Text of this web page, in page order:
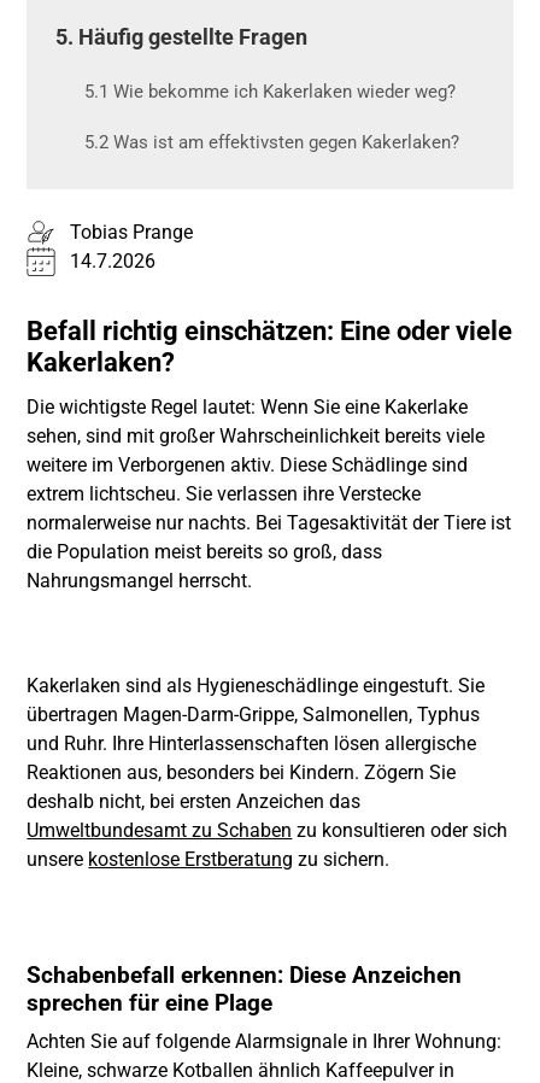
Befall richtig einschätzen: Eine oder viele
Kakerlaken?
Die wichtigste Regel lautet: Wenn Sie eine Kakerlake
sehen, sind mit großer Wahrscheinlichkeit bereits viele
weitere im Verborgenen aktiv. Diese Schädlinge sind
extrem lichtscheu. Sie verlassen ihre Verstecke
normalerweise nur nachts. Bei Tagesaktivität der Tiere ist
die Population meist bereits so groß, dass
Nahrungsmangel herrscht.
Kakerlaken sind als Hygieneschädlinge eingestuft. Sie
übertragen Magen-Darm-Grippe, Salmonellen, Typhus
und Ruhr. Ihre Hinterlassenschaften lösen allergische
Reaktionen aus, besonders bei Kindern. Zögern Sie
deshalb nicht, bei ersten Anzeichen das
Umweltbundesamt zu Schaben zu konsultieren oder sich
unsere kostenlose Erstberatung zu sichern.
Schabenbefall erkennen: Diese Anzeichen
sprechen für eine Plage
Achten Sie auf folgende Alarmsignale in Ihrer Wohnung:
Kleine, schwarze Kotballen ähnlich Kaffeepulver in
5. Häufig gestellte Fragen
5.1 Wie bekomme ich Kakerlaken wieder weg?
5.2 Was ist am effektivsten gegen Kakerlaken?
Tobias Prange
14.7.2026